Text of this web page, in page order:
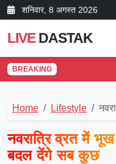
शनिवार, 8 अगस्त 2026
LIVEDASTAK
BREAKING
Home Lifestyle
नवरात्रि व्रत में
बदल देंगे सब कुछ